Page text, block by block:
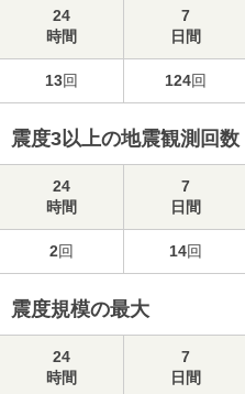
24
時間
7
日間
13回 124回
震度3以上の地震観測回数
24
時間
7
日間
2回 14回
震度規模の最大
24
時間
7
日間